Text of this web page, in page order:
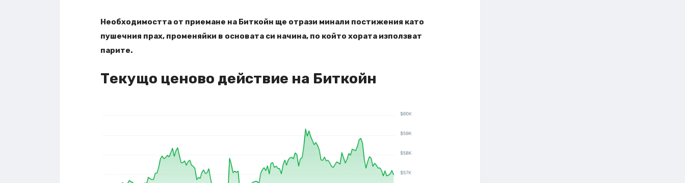
Необходимостта от приемане на Биткойн ще отрази минали постижения като
пушечния прах, променяйки в основата си начина, по който хората използват
парите.
Текущо ценово действие на Биткойн